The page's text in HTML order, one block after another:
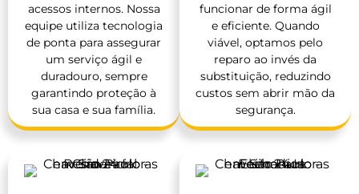
acessos internos. Nossa
equipe utiliza tecnologia
de ponta para assegurar
um serviço ágil e
duradouro, sempre
garantindo proteção à
sua casa e sua família.
funcionar de forma ágil
e eficiente. Quando
viável, optamos pelo
reparo ao invés da
substituição, reduzindo
custos sem abrir mão da
segurança.